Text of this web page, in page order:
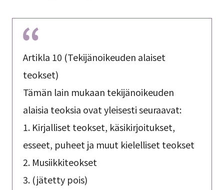
Artikla 10 (Tekijänoikeuden alaiset
teokset)
Tämän lain mukaan tekijänoikeuden
alaisia teoksia ovat yleisesti seuraavat:
1. Kirjalliset teokset, käsikirjoitukset,
esseet, puheet ja muut kielelliset teokset
2. Musiikkiteokset
3. (jätetty pois)